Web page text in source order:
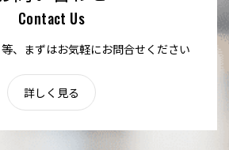
Contact Us
、まずはお気軽にお問合せください
詳しく見る